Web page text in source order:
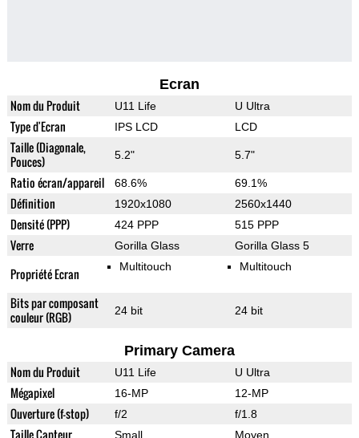
Ecran
Nom du Produit U11 Life U Ultra
Type d'Ecran IPS LCD LCD
Taille (Diagonale,
Pouces)
5.2" 5.7"
Ratio écran/appareil 68.6% 69.1%
Définition 1920x1080 2560x1440
Densité (PPP) 424 PPP 515 PPP
Verre Gorilla Glass Gorilla Glass 5
Propriété Ecran Multitouch Multitouch
Bits par composant
couleur (RGB)
24 bit 24 bit
Primary Camera
Nom du Produit U11 Life U Ultra
Mégapixel 16-MP 12-MP
Ouverture (f-stop) f/2 f/1.8
Taille Capteur Small Moyen